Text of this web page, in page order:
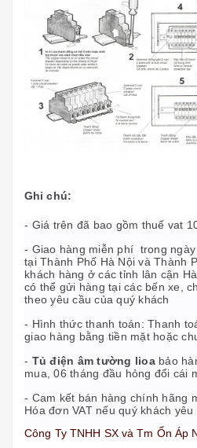
Ghi chú:
- Giá trên đã bao gồm thuế vat
- Giao hàng miễn phí trong
tại Thành Phố Hà Nội và Thành
khách hàng ở các tỉnh lân cận
có thể gửi hàng tại các bến xe,
theo yêu cầu của quý khách
- Hình thức thanh toán: Thanh
giao hàng bằng tiền mặt hoặc
- Tủ điện âm tường lioa bảo
mua, 06 tháng đầu hỏng đổi cái
- Cam kết bán hàng chính hãng
Hóa đơn VAT nếu quý khách yêu
Công Ty TNHH SX và Tm Ổn Áp